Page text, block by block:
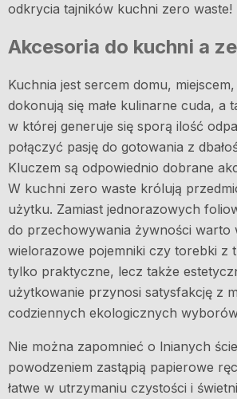
odkrycia tajników kuchni zero waste!
Akcesoria do kuchni a
Kuchnia jest sercem domu,
dokonują się małe kulinarne cuda, a
w której generuje się sporą ilość
połączyć pasję do gotowania z
Kluczem są odpowiednio dobrane
W kuchni zero waste królują
użytku. Zamiast jednorazowych
do przechowywania żywności warto
wielorazowe pojemniki czy torebki z
tylko praktyczne, lecz także
użytkowanie przynosi satysfakcję z
codziennych ekologicznych
Nie można zapomnieć o lnianych
powodzeniem zastąpią papierowe
łatwe w utrzymaniu czystości i